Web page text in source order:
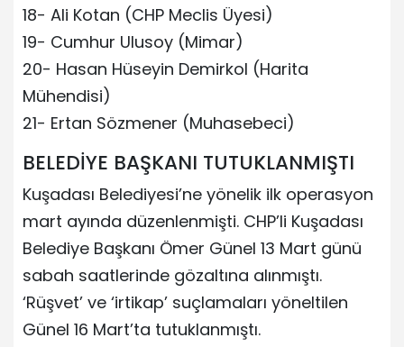
18- Ali Kotan (CHP Meclis Üyesi)
19- Cumhur Ulusoy (Mimar)
20- Hasan Hüseyin Demirkol (Harita
Mühendisi)
21- Ertan Sözmener (Muhasebeci)
BELEDİYE BAŞKANI TUTUKLANMIŞTI
Kuşadası Belediyesi’ne yönelik ilk operasyon
mart ayında düzenlenmişti. CHP’li Kuşadası
Belediye Başkanı Ömer Günel 13 Mart günü
sabah saatlerinde gözaltına alınmıştı.
‘Rüşvet’ ve ‘irtikap’ suçlamaları yöneltilen
Günel 16 Mart’ta tutuklanmıştı.